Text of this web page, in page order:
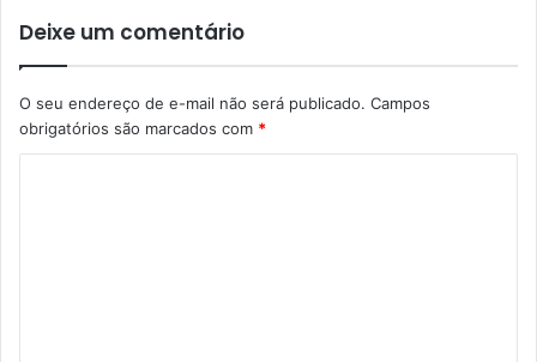
Deixe um comentário
O seu endereço de e-mail não será publicado. Campos
obrigatórios são marcados com *